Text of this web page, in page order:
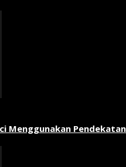
Menggunakan